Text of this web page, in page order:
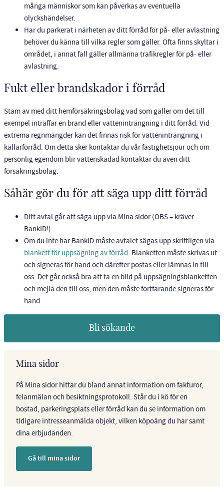
många människor som kan påverkas av eventuella
olyckshändelser.
Har du parkerat i närheten av ditt förråd för på- eller avlastning
behöver du känna till vilka regler som gäller. Ofta finns skyltar i
området, i annat fall gäller allmänna trafikregler för på- eller
avlastning.
Fukt eller brandskador i förråd
Stäm av med ditt hemförsäkringsbolag vad som gäller om det till
exempel inträffar en brand eller vatteninträngning i ditt förråd. Vid
extrema regnmängder kan det finnas risk för vatteninträngning i
källarförråd. Om detta sker kontaktar du vår fastighetsjour och om
personlig egendom blir vattenskadad kontaktar du även ditt
försäkringsbolag.
Såhär gör du för att säga upp ditt förråd
Ditt avtal går att säga upp via Mina sidor (OBS – kräver
BankID!)
Om du inte har BankID måste avtalet sägas upp skriftligen via
blankett för uppsägning av förråd. Blanketten måste skrivas ut
och signeras för hand och därefter postas eller lämnas in till
oss. Det går också bra att ta en bild på uppsägningsblanketten
och mejla den till oss, men den måste fortfarande signeras för
hand.
Bli sökande
Mina sidor
På Mina sidor hittar du bland annat information om fakturor,
felanmälan och besiktningsprotokoll. Står du i kö för en
bostad, parkeringsplats eller förråd kan du se information om
tidigare intresseanmälda objekt, vilken köpoäng du har samt
dina erbjudanden.
Gå till mina sidor